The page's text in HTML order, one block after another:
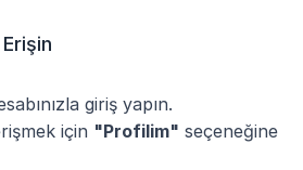
giriş yapın.
için "Profilim" seçeneğine